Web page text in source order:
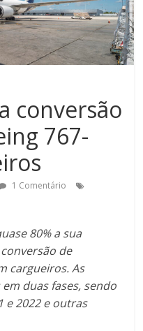
conversão
767-
1 Comentário
80% a sua
de
cargueiros. As
duas fases, sendo
e 2022 e outras